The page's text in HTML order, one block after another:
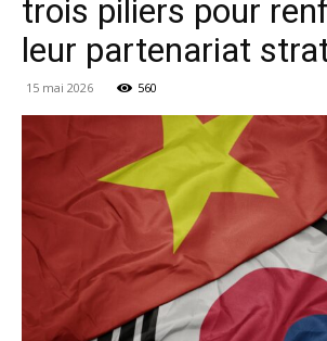
trois piliers pour
leur partenariat
15 mai 2026 560